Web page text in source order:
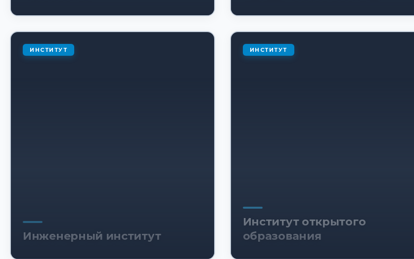
Инженерный институт
ИНСТИТУТ
Институт открытого
образования
ИНСТИТУТ